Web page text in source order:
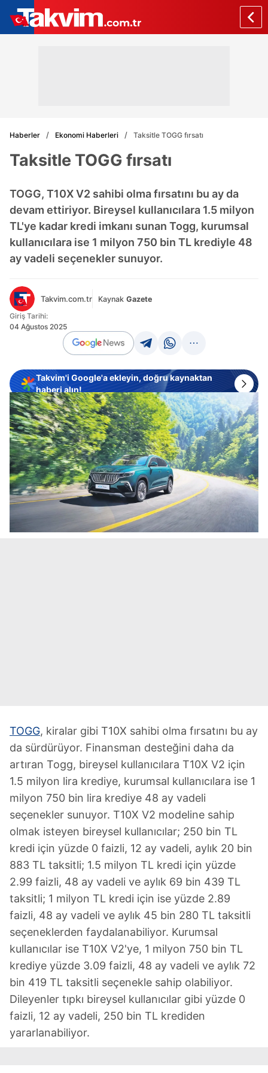
Haberler Ekonomi Haberleri Taksitle TOGG fırsatı
Taksitle TOGG fırsatı
TOGG, T10X V2 sahibi olma fırsatını bu ay da
devam ettiriyor. Bireysel kullanıcılara 1.5 milyon
TL'ye kadar kredi imkanı sunan Togg, kurumsal
kullanıcılara ise 1 milyon 750 bin TL krediyle 48
ay vadeli seçenekler sunuyor.
Takvim.com.tr Kaynak Gazete
Giriş Tarihi:
04 Ağustos 2025
Takvim'i Google'a ekleyin, doğru kaynaktan
haberi alın!
TOGG, kiralar gibi T10X sahibi olma fırsatını bu ay
da sürdürüyor. Finansman desteğini daha da
artıran Togg, bireysel kullanıcılara T10X V2 için
1.5 milyon lira krediye, kurumsal kullanıcılara ise 1
milyon 750 bin lira krediye 48 ay vadeli
seçenekler sunuyor. T10X V2 modeline sahip
olmak isteyen bireysel kullanıcılar; 250 bin TL
kredi için yüzde 0 faizli, 12 ay vadeli, aylık 20 bin
883 TL taksitli; 1.5 milyon TL kredi için yüzde
2.99 faizli, 48 ay vadeli ve aylık 69 bin 439 TL
taksitli; 1 milyon TL kredi için ise yüzde 2.89
faizli, 48 ay vadeli ve aylık 45 bin 280 TL taksitli
seçeneklerden faydalanabiliyor. Kurumsal
kullanıcılar ise T10X V2'ye, 1 milyon 750 bin TL
krediye yüzde 3.09 faizli, 48 ay vadeli ve aylık 72
bin 419 TL taksitli seçenekle sahip olabiliyor.
Dileyenler tıpkı bireysel kullanıcılar gibi yüzde 0
faizli, 12 ay vadeli, 250 bin TL krediden
yararlanabiliyor.